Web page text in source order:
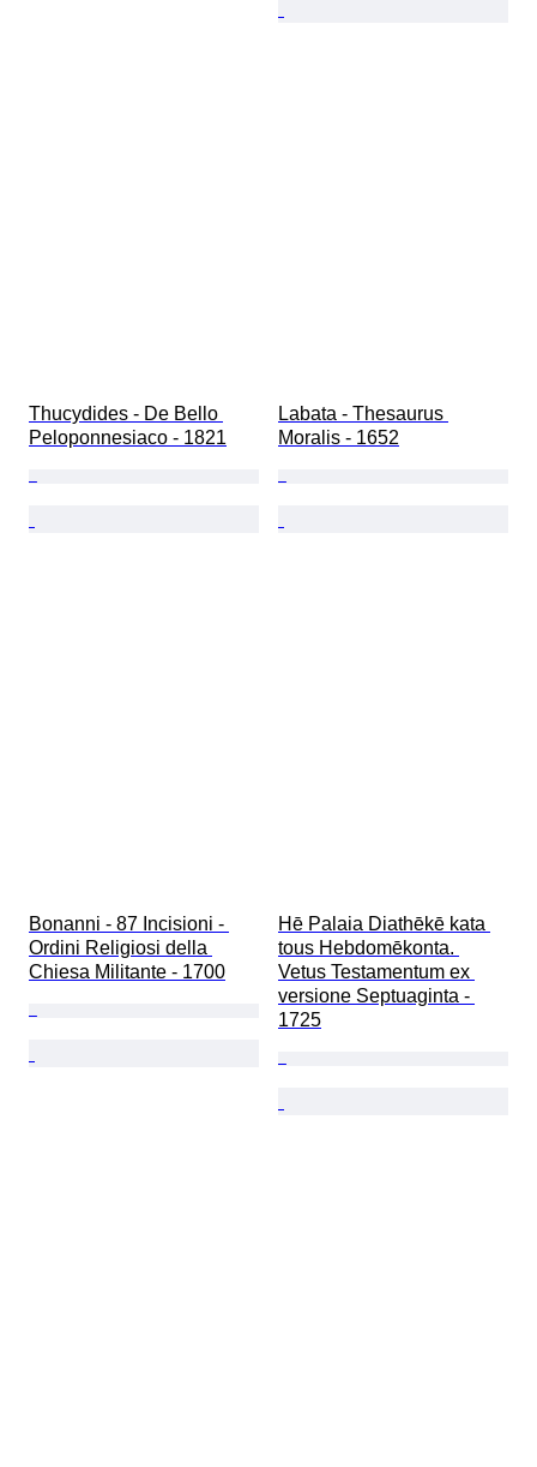
Thucydides - De Bello
Peloponnesiaco - 1821
Labata - Thesaurus
Moralis - 1652
Bonanni - 87 Incisioni -
Ordini Religiosi della
Chiesa Militante - 1700
Hē Palaia Diathēkē kata
tous Hebdomēkonta.
Vetus Testamentum ex
versione Septuaginta -
1725